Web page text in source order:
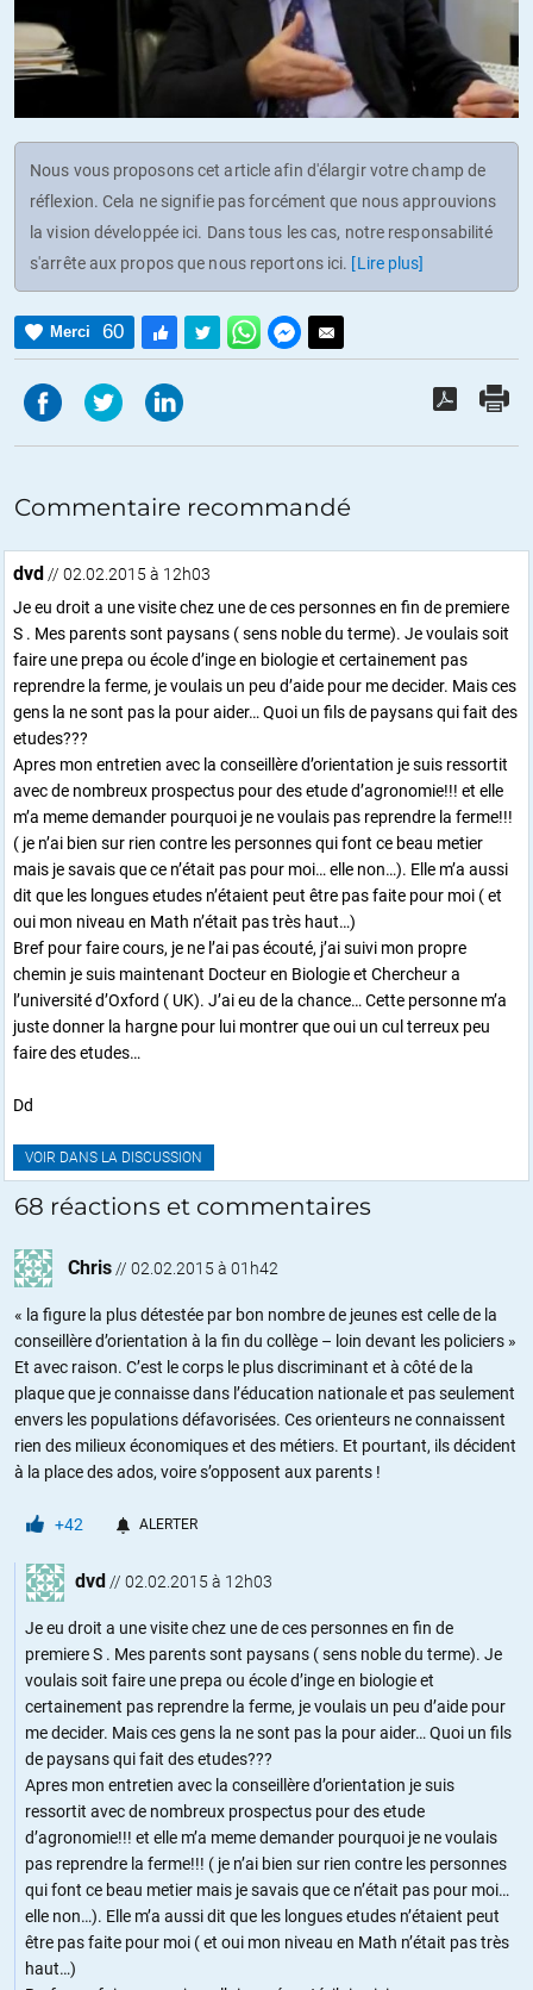
Nous vous proposons cet article afin d'élargir votre champ de
réflexion. Cela ne signifie pas forcément que nous approuvions
la vision développée ici. Dans tous les cas, notre responsabilité
s'arrête aux propos que nous reportons ici. [Lire plus]
Merci 60
Commentaire recommandé
dvd // 02.02.2015 à 12h03
Je eu droit a une visite chez une de ces personnes en fin de premiere
S . Mes parents sont paysans ( sens noble du terme). Je voulais soit
faire une prepa ou école d’inge en biologie et certainement pas
reprendre la ferme, je voulais un peu d’aide pour me decider. Mais ces
gens la ne sont pas la pour aider… Quoi un fils de paysans qui fait des
etudes???
Apres mon entretien avec la conseillère d’orientation je suis ressortit
avec de nombreux prospectus pour des etude d’agronomie!!! et elle
m’a meme demander pourquoi je ne voulais pas reprendre la ferme!!!
( je n’ai bien sur rien contre les personnes qui font ce beau metier
mais je savais que ce n’était pas pour moi… elle non…). Elle m’a aussi
dit que les longues etudes n’étaient peut être pas faite pour moi ( et
oui mon niveau en Math n’était pas très haut…)
Bref pour faire cours, je ne l’ai pas écouté, j’ai suivi mon propre
chemin je suis maintenant Docteur en Biologie et Chercheur a
l’université d’Oxford ( UK). J’ai eu de la chance… Cette personne m’a
juste donner la hargne pour lui montrer que oui un cul terreux peu
faire des etudes…
Dd
VOIR DANS LA DISCUSSION
68 réactions et commentaires
Chris// 02.02.2015 à 01h42
« la figure la plus détestée par bon nombre de jeunes est celle de la
conseillère d’orientation à la fin du collège – loin devant les policiers »
Et avec raison. C’est le corps le plus discriminant et à côté de la
plaque que je connaisse dans l’éducation nationale et pas seulement
envers les populations défavorisées. Ces orienteurs ne connaissent
rien des milieux économiques et des métiers. Et pourtant, ils décident
à la place des ados, voire s’opposent aux parents !
+42 ALERTER
dvd // 02.02.2015 à 12h03
Je eu droit a une visite chez une de ces personnes en fin de
premiere S . Mes parents sont paysans ( sens noble du terme). Je
voulais soit faire une prepa ou école d’inge en biologie et
certainement pas reprendre la ferme, je voulais un peu d’aide pour
me decider. Mais ces gens la ne sont pas la pour aider… Quoi un fils
de paysans qui fait des etudes???
Apres mon entretien avec la conseillère d’orientation je suis
ressortit avec de nombreux prospectus pour des etude
d’agronomie!!! et elle m’a meme demander pourquoi je ne voulais
pas reprendre la ferme!!! ( je n’ai bien sur rien contre les personnes
qui font ce beau metier mais je savais que ce n’était pas pour moi…
elle non…). Elle m’a aussi dit que les longues etudes n’étaient peut
être pas faite pour moi ( et oui mon niveau en Math n’était pas très
haut…)